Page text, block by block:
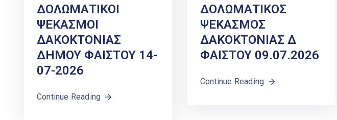
ΔΟΛΩΜΑΤΙΚΟΙ
ΨΕΚΑΣΜΟΙ
ΔΑΚΟΚΤΟΝΙΑΣ
ΔΗΜΟΥ ΦΑΙΣΤΟΥ 14-
07-2026
Continue Reading
ΔΟΛΩΜΑΤΙΚΟΣ
ΨΕΚΑΣΜΟΣ
ΔΑΚΟΚΤΟΝΙΑΣ Δ
ΦΑΙΣΤΟΥ 09.07.2026
Continue Reading